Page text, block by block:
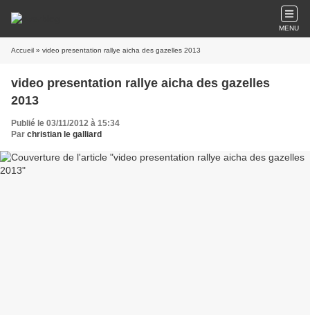
MENU
Accueil » video presentation rallye aicha des gazelles 2013
video presentation rallye aicha des gazelles
2013
Publié le 03/11/2012 à 15:34
Par christian le galliard